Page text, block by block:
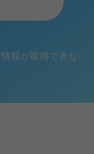
報が取得できな